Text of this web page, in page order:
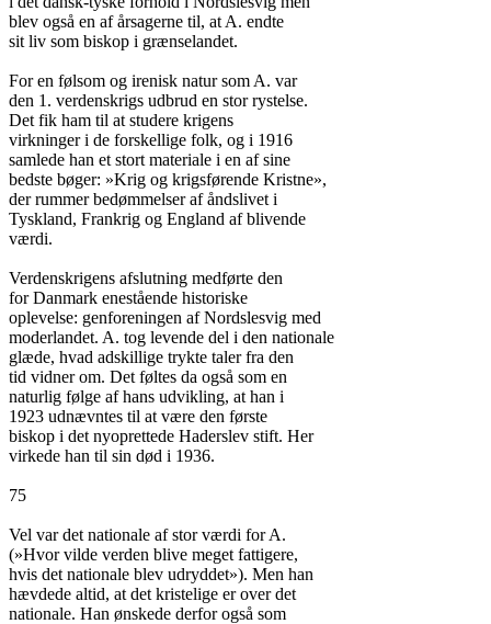
blev også en af årsagerne til, at A. endte
sit liv som biskop i grænselandet.
For en følsom og irenisk natur som A. var
den 1. verdenskrigs udbrud en stor rystelse.
Det fik ham til at studere krigens
virkninger i de forskellige folk, og i 1916
samlede han et stort materiale i en af sine
bedste bøger: »Krig og krigsførende Kristne»,
der rummer bedømmelser af åndslivet i
Tyskland, Frankrig og England af blivende
værdi.
Verdenskrigens afslutning medførte den
for Danmark enestående historiske
oplevelse: genforeningen af Nordslesvig med
moderlandet. A. tog levende del i den nationale
glæde, hvad adskillige trykte taler fra den
tid vidner om. Det føltes da også som en
naturlig følge af hans udvikling, at han i
1923 udnævntes til at være den første
biskop i det nyoprettede Haderslev stift. Her
virkede han til sin død i 1936.
75
Vel var det nationale af stor værdi for A.
(»Hvor vilde verden blive meget fattigere,
hvis det nationale blev udryddet»). Men han
hævdede altid, at det kristelige er over det
nationale. Han ønskede derfor også som